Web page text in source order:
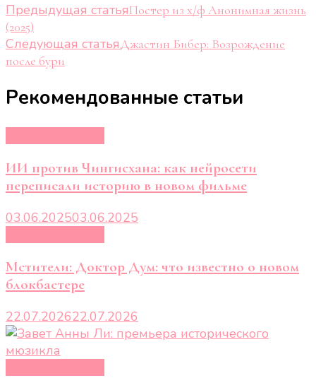
Навигация
по
записям
Предыдущая статьяПостер из х/ф Анонимная жизнь
(2025)
Следующая статьяДжастин Бибер: Возрождение
после бури
Рекомендованные статьи
ИИ против Чингисхана: как нейросети
переписали историю в новом фильме
03.06.202503.06.2025
Мстители: Доктор Дум: что известно о новом
блокбастере
22.07.202622.07.2026